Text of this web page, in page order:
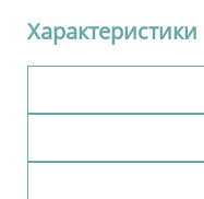
Характеристики